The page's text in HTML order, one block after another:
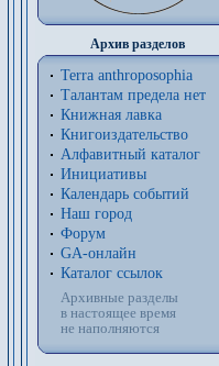
Архив разделов
Terra anthroposophia
Талантам предела нет
Книжная лавка
Книгоиздательство
Алфавитный каталог
Инициативы
Календарь событий
Наш город
Форум
GA-онлайн
Каталог ссылок
Архивные разделы
в настоящее время
не наполняются